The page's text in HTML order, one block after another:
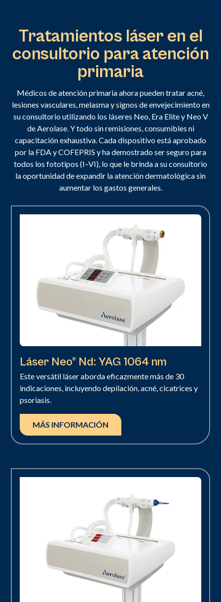
Tratamientos láser en el
consultorio para atención
primaria
Médicos de atención primaria ahora pueden tratar acné,
lesiones vasculares, melasma y signos de envejecimiento en
su consultorio utilizando los láseres Neo, Era Elite y Neo V
de Aerolase. Y todo sin remisiones, consumibles ni
capacitación exhaustiva. Cada dispositivo está aprobado
por la FDA y COFEPRIS y ha demostrado ser seguro para
todos los fototipos (I–VI), lo que le brinda a su consultorio
la oportunidad de expandir la atención dermatológica sin
aumentar los gastos generales.
Láser Neo® Nd: YAG 1064 nm
Este versátil láser aborda eficazmente más de 30
indicaciones, incluyendo depilación, acné, cicatrices y
psoriasis.
MÁS INFORMACIÓN